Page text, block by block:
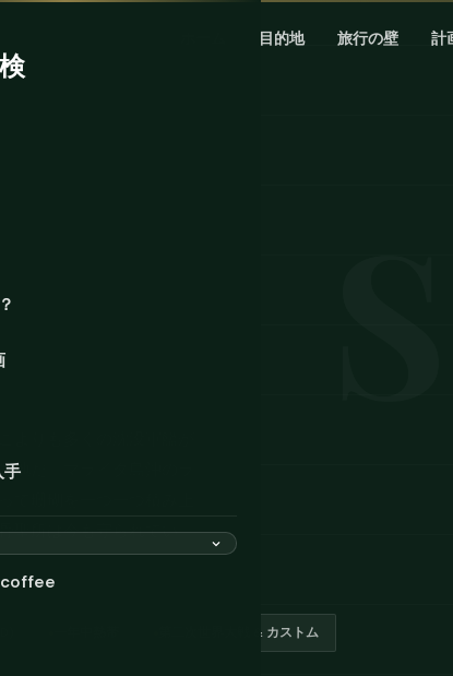
目的地 旅行の壁 計
手
りも多くの沈没軍艦が
だ。マライタ島沖のラ
珊瑚を一つ一つ積み上
聖所は今も守られてい
第二次世界大戦 & カストム